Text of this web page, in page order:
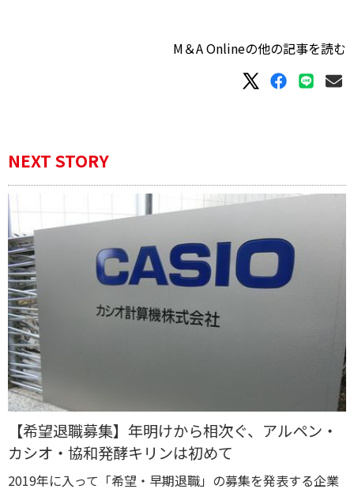
M＆A Onlineの他の記事を読む
NEXT STORY
【希望退職募集】年明けから相次ぐ、アルペン・
カシオ・協和発酵キリンは初めて
2019年に入って「希望・早期退職」の募集を発表する企業